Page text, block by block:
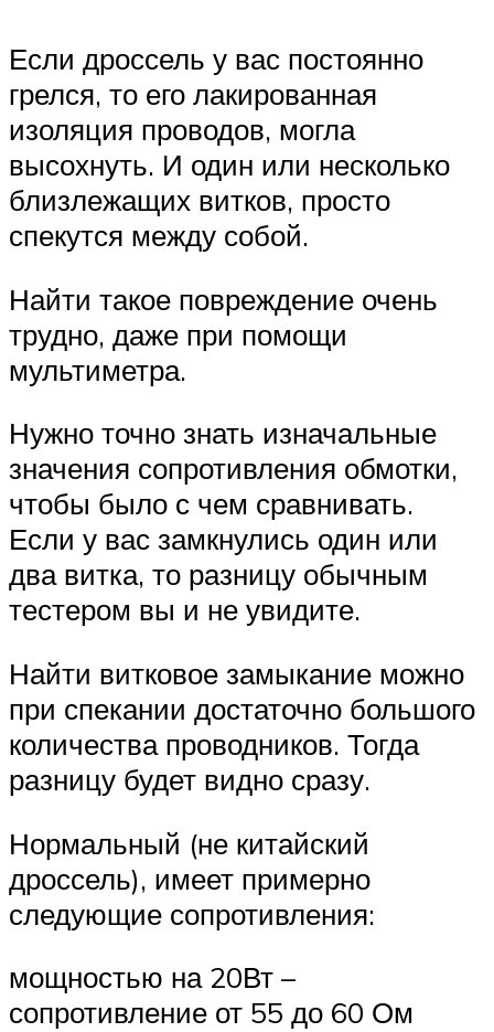
Если дроссель у вас постоянно
грелся, то его лакированная
изоляция проводов, могла
высохнуть. И один или несколько
близлежащих витков, просто
спекутся между собой.
Найти такое повреждение очень
трудно, даже при помощи
мультиметра.
Нужно точно знать изначальные
значения сопротивления обмотки,
чтобы было с чем сравнивать.
Если у вас замкнулись один или
два витка, то разницу обычным
тестером вы и не увидите.
Найти витковое замыкание можно
при спекании достаточно большого
количества проводников. Тогда
разницу будет видно сразу.
Нормальный (не китайский
дроссель), имеет примерно
следующие сопротивления:
мощностью на 20Вт –
сопротивление от 55 до 60 Ом